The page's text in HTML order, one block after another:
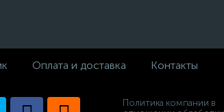
Оплата и доставка Контакты
Политика компании в